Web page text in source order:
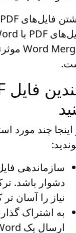
سازماندهی
نیاز را آسان تر
به اشتراک